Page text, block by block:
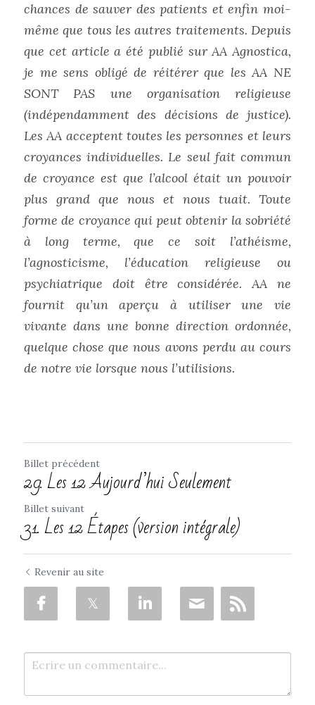
chances de sauver des patients et enfin moi-
même que tous les autres traitements. Depuis
que cet article a été publié sur AA Agnostica,
je me sens obligé de réitérer que les AA NE
SONT PAS une organisation religieuse
(indépendamment des décisions de justice).
Les AA acceptent toutes les personnes et leurs
croyances individuelles. Le seul fait commun
de croyance est que l’alcool était un pouvoir
plus grand que nous et nous tuait. Toute
forme de croyance qui peut obtenir la sobriété
à long terme, que ce soit l’athéisme,
l’agnosticisme, l’éducation religieuse ou
psychiatrique doit être considérée. AA ne
fournit qu’un aperçu à utiliser une vie
vivante dans une bonne direction ordonnée,
quelque chose que nous avons perdu au cours
de notre vie lorsque nous l’utilisions.
Billet précédent
29. Les 12 Aujourd’hui Seulement
Billet suivant
31. Les 12 Étapes (version intégrale)
Revenir au site